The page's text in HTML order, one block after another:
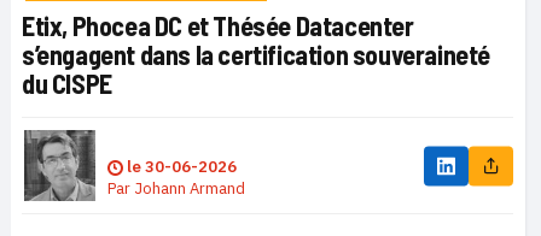
Etix, Phocea DC et Thésée Datacenter
s’engagent dans la certification souveraineté
du CISPE
le30-06-2026
Par Johann Armand